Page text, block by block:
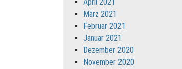
April 2021
März 2021
Februar 2021
Januar 2021
Dezember 2020
November 2020